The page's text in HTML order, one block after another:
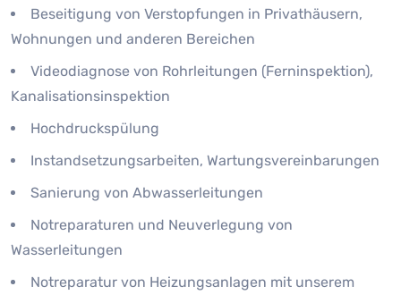
Beseitigung von Verstopfungen in Privathäusern,
Wohnungen und anderen Bereichen
Videodiagnose von Rohrleitungen (Ferninspektion),
Kanalisationsinspektion
Hochdruckspülung
Instandsetzungsarbeiten, Wartungsvereinbarungen
Sanierung von Abwasserleitungen
Notreparaturen und Neuverlegung von
Wasserleitungen
Notreparatur von Heizungsanlagen mit unserem